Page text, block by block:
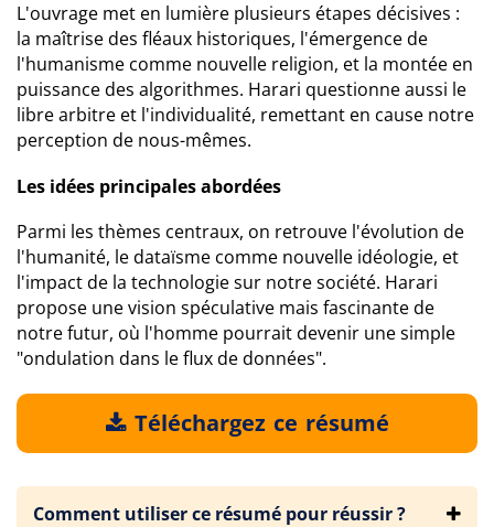
L'ouvrage met en lumière plusieurs étapes décisives :
la maîtrise des fléaux historiques, l'émergence de
l'humanisme comme nouvelle religion, et la montée en
puissance des algorithmes. Harari questionne aussi le
libre arbitre et l'individualité, remettant en cause notre
perception de nous-mêmes.
Les idées principales abordées
Parmi les thèmes centraux, on retrouve l'évolution de
l'humanité, le dataïsme comme nouvelle idéologie, et
l'impact de la technologie sur notre société. Harari
propose une vision spéculative mais fascinante de
notre futur, où l'homme pourrait devenir une simple
"ondulation dans le flux de données".
Téléchargez ce résumé
Comment utiliser ce résumé pour réussir ?